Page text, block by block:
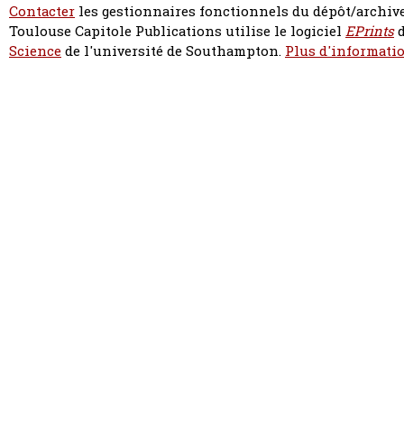
Contacter les gestionnaires fonctionnels du dépôt/
Toulouse Capitole Publications utilise le logiciel EPrints
Sciencede l'université de Southampton. Plus